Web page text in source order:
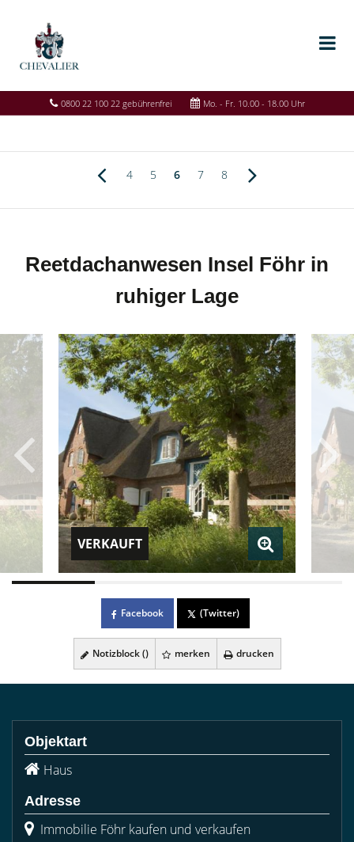
0800 22 100 22 gebührenfrei Mo. - Fr. 10.00 - 18.00 Uhr
4 5 6 7 8
Reetdachanwesen Insel Föhr in
ruhiger Lage
VERKAUFT
Facebook (Twitter)
Notizblock () merken drucken
Objektart
Haus
Adresse
Immobilie Föhr kaufen und verkaufen